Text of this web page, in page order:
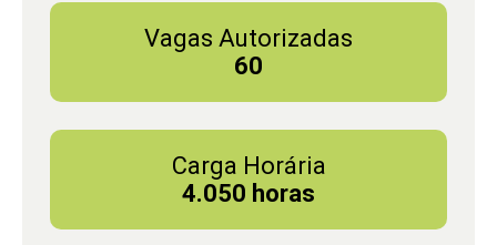
Vagas Autorizadas
60
Carga Horária
4.050 horas